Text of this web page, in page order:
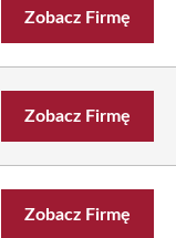
Zobacz Firmę
Zobacz Firmę
Zobacz Firmę